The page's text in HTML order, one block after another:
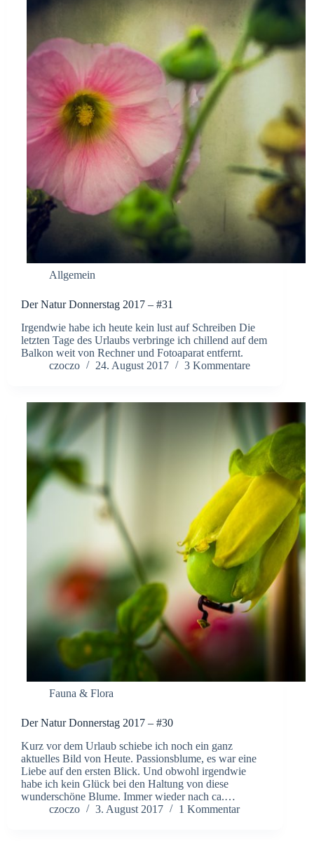
Allgemein
Der Natur Donnerstag 2017 – #31
Irgendwie habe ich heute kein lust auf Schreiben Die
letzten Tage des Urlaubs verbringe ich chillend auf dem
Balkon weit von Rechner und Fotoaparat entfernt.
czoczo
24. August 2017 3 Kommentare
Fauna & Flora
Der Natur Donnerstag 2017 – #30
Kurz vor dem Urlaub schiebe ich noch ein ganz
aktuelles Bild von Heute. Passionsblume, es war eine
Liebe auf den ersten Blick. Und obwohl irgendwie
habe ich kein Glück bei den Haltung von diese
wunderschöne Blume. Immer wieder nach ca.…
czoczo
3. August 2017 1 Kommentar